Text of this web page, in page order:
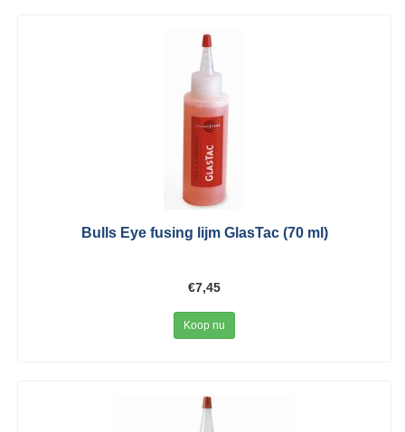
Bulls Eye fusing lijm GlasTac (70 ml)
€7,45
Koop nu